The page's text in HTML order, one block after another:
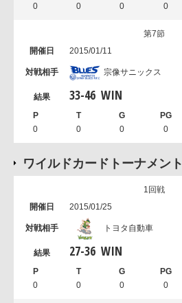
0 0 0 0
第7節
2015/01/11
宗像サニックス
33-46 WIN
0 0 0 0
ワイルドカードトーナメント
1回戦
2015/01/25
トヨタ自動車
27-36 WIN
0 0 0 0